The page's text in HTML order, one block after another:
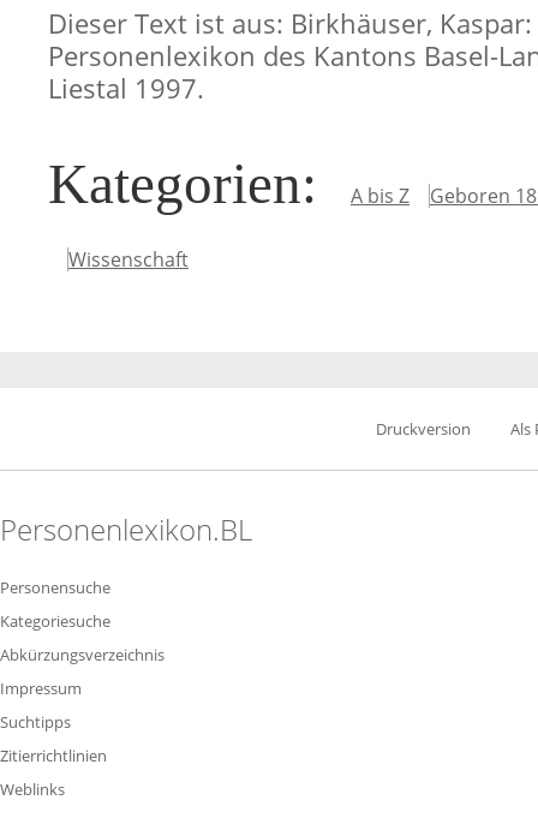
Dieser Text ist aus: Birkhäuser, Kaspar:
Personenlexikon des Kantons Basel-
Liestal 1997.
Kategorien: A bis Z Geboren
Wissenschaft
Druckversion Als
Personenlexikon.BL
Personensuche
Kategoriesuche
Abkürzungsverzeichnis
Impressum
Suchtipps
Zitierrichtlinien
Weblinks